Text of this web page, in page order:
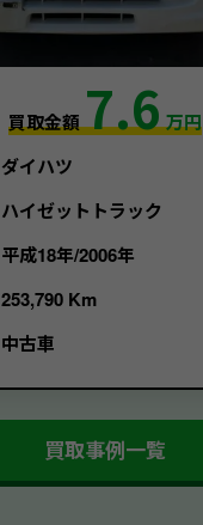
買取金額7.6万円
ダイハツ
ハイゼットトラック
平成18年/2006年
253,790 Km
中古車
買取事例一覧